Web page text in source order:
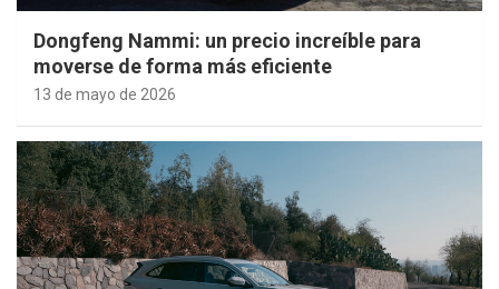
Dongfeng Nammi: un precio increíble para
moverse de forma más eficiente
13 de mayo de 2026